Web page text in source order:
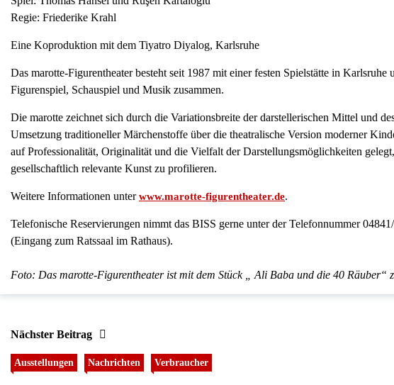
Regie: Friederike Krahl
Eine Koproduktion mit dem Tiyatro Diyalog, Karlsruhe
Das marotte-Figurentheater besteht seit 1987 mit einer festen Spielstätte in
Figurenspiel, Schauspiel und Musik zusammen.
Die marotte zeichnet sich durch die Variationsbreite der darstellerischen Mittel und
Umsetzung traditioneller Märchenstoffe über die theatralische Version moderner
auf Professionalität, Originalität und die Vielfalt der Darstellungsmöglichkeiten
gesellschaftlich relevante Kunst zu profilieren.
Weitere Informationen unterwww.marotte-figurentheater.de.
Telefonische Reservierungen nimmt das BISS gerne unter der Telefonnummer
(Eingang zum Ratssaal im Rathaus).
Foto: Das marotte-Figurentheater ist mit dem Stück „ Ali Baba und die 40 Räuber“
Nächster Beitrag
Ausstellungen Nachrichten Verbraucher